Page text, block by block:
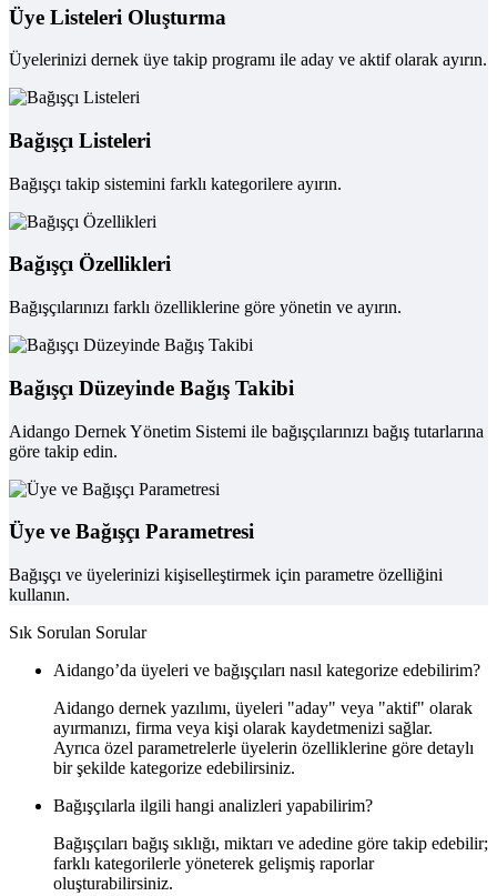
Üye Listeleri Oluşturma
Üyelerinizi dernek üye takip programı ile aday ve aktif olarak ayırın.
Bağışçı Listeleri
Bağışçı takip sistemini farklı kategorilere ayırın.
Bağışçı Özellikleri
Bağışçılarınızı farklı özelliklerine göre yönetin ve ayırın.
Bağışçı Düzeyinde Bağış Takibi
Aidango Dernek Yönetim Sistemi ile bağışçılarınızı bağış tutarlarına
göre takip edin.
Üye ve Bağışçı Parametresi
Bağışçı ve üyelerinizi kişiselleştirmek için parametre özelliğini
kullanın.
Sık Sorulan Sorular
Aidango’da üyeleri ve bağışçıları nasıl kategorize edebilirim?
Aidango dernek yazılımı, üyeleri "aday" veya "aktif" olarak
ayırmanızı, firma veya kişi olarak kaydetmenizi sağlar.
Ayrıca özel parametrelerle üyelerin özelliklerine göre detaylı
bir şekilde kategorize edebilirsiniz.
Bağışçılarla ilgili hangi analizleri yapabilirim?
Bağışçıları bağış sıklığı, miktarı ve adedine göre takip edebilir;
farklı kategorilerle yöneterek gelişmiş raporlar
oluşturabilirsiniz.